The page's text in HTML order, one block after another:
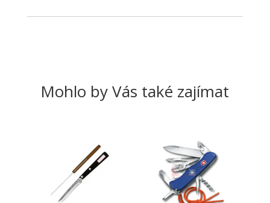
Mohlo by Vás také zajímat